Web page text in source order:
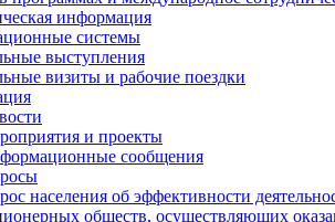
информация
системы
выступления
визиты и рабочие поездки
и проекты
сообщения
населения об эффективности
обществ, осуществляющих